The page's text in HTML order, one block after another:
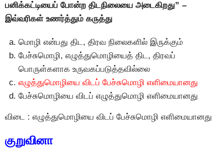
பனிக்கட்டியைப் போன்ற திடநிலையை அடைகிறது” –
இவ்வரிகள் உணர்த்தும் கருத்து
மொழி என்பது திட, திரவ நிலைகளில் இருக்கும்
பேச்சுமொழி, எழுத்துமொழியைத் திட, திரவப்
பொருள்களாக உருவகப்படுத்தவில்லை
எழுத்துமொழியை விடப் பேச்சுமொழி எளிமையானது
பேச்சுமொழியை விடப் எழுத்துமொழி எளிமையானது
விடை : எழுத்துமொழியை விடப் பேச்சுமொழி எளிமையானது
குறுவினா